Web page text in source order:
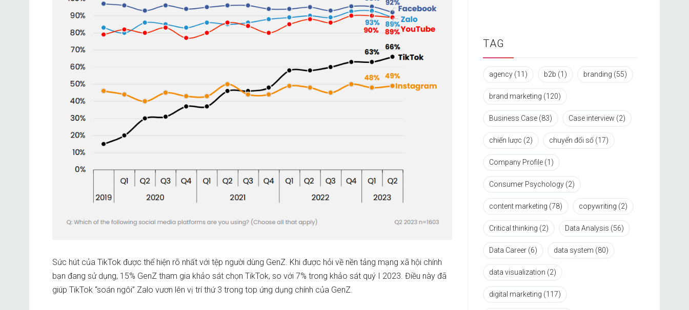
Sức hút của TikTok được thể hiện rõ nhất với tệp người dùng GenZ. Khi được hỏi về nền tảng mạng xã hội chính
bạn đang sử dụng, 15% GenZ tham gia khảo sát chọn TikTok, so với 7% trong khảo sát quý I 2023. Điều này đã
giúp TikTok “soán ngôi” Zalo vươn lên vị trí thứ 3 trong top ứng dụng chính của GenZ.
TAG
agency (11) b2b (1) branding (55)
brand marketing (120)
Business Case (83) Case interview (2)
chiến lược (2) chuyển đổi số (17)
Company Profile (1)
Consumer Psychology (2)
content marketing (78) copywriting (2)
Critical thinking (2) Data Analysis (56)
Data Career (6) data system (80)
data visualization (2)
digital marketing (117)